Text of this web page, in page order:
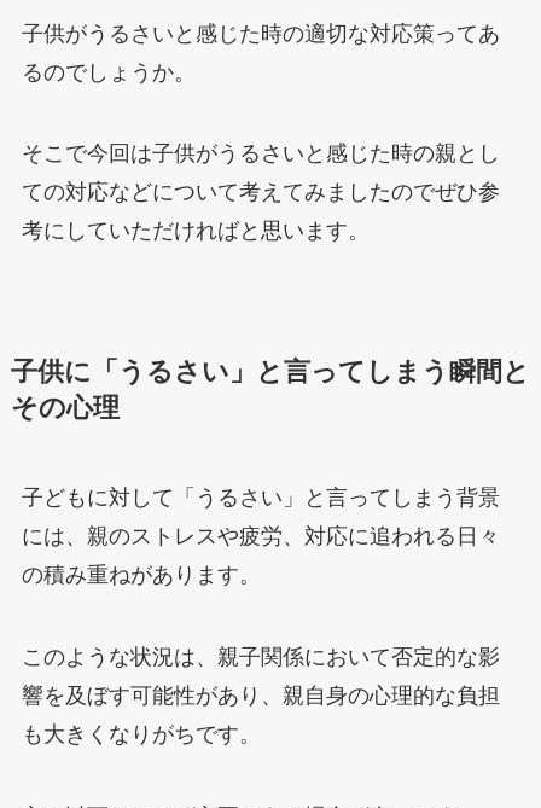
子供がうるさいと感じた時の適切な対応策ってあ
るのでしょうか。
そこで今回は子供がうるさいと感じた時の親とし
ての対応などについて考えてみましたのでぜひ参
考にしていただければと思います。
子供に「うるさい」と言ってしまう瞬間と
その心理
子どもに対して「うるさい」と言ってしまう背景
には、親のストレスや疲労、対応に追われる日々
の積み重ねがあります。
このような状況は、親子関係において否定的な影
響を及ぼす可能性があり、親自身の心理的な負担
も大きくなりがちです。